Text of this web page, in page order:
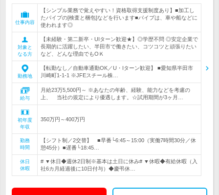
仕事内容
【シンプル業務で覚えやすい！資格取得支援制度あり】■加工し
たパイプの[検査と梱包]などを行います■パイプは、車や船などに
使われます◎
対象と
なる方
【未経験・第二新卒・UIターン歓迎★】◎学歴不問 ◎安定企業で
長期的に活躍したい、半田市で働きたい、コツコツと頑張りたい
など、どんな理由でもOＫ
勤務地
【転勤なし／自動車通勤OK／U・Iターン歓迎】 ■愛知県半田市
川崎町1-1-1 ※JFEスチール株…
給与
月給23万5,500円～ ※あなたの年齢、経験、能力などを考慮の
上、 当社の規定により優遇します。☆試用期間が3ヶ月…
初年度
年収
350万円～400万円
勤務
時間
【シフト制／2交替】 ■早番└6:45～15:00（実働7時間30分／休
憩45分）■遅番└18:45…
休日
休暇
# ▼休日◆週休2日制※基本は土日に休み# ▼休暇◆有給休暇（入
社6カ月経過後に10日付与）◆慶弔休…